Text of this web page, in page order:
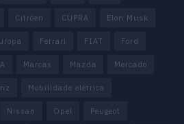
Citröen CUPRA Elon Musk
Ferrari FIAT Ford
Marcas Mazda Mercado
Mobilidade elétrica
Nissan Opel Peugeot